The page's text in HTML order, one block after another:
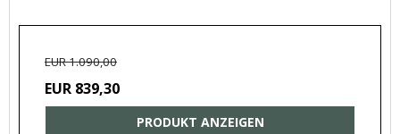
EUR 1.090,00
EUR 839,30
PRODUKT ANZEIGEN